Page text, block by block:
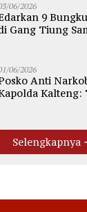
06/2026
9
Gang Tiung
06/2026
Anti
Kalteng:
Selengkapnya